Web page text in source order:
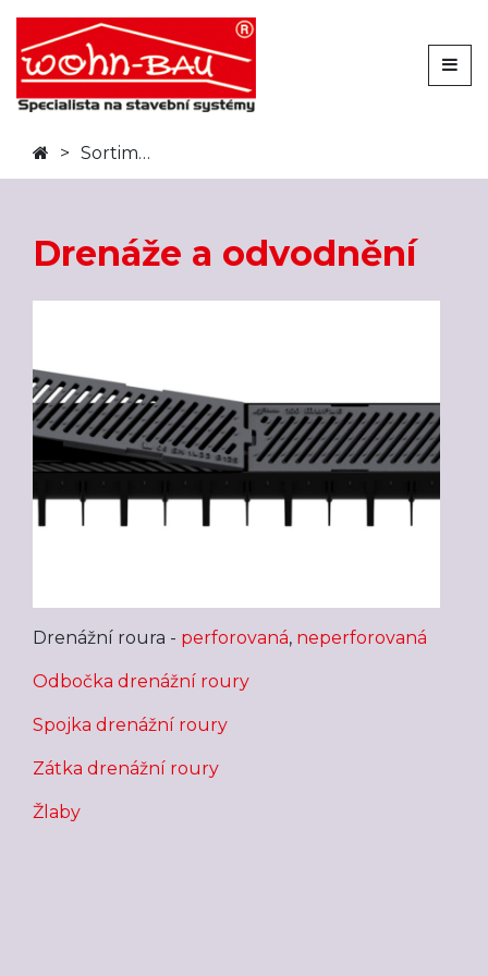
Sortiment
Drenáže a odvodnění
Drenážní roura - perforovaná, neperforovaná
Odbočka drenážní roury
Spojka drenážní roury
Zátka drenážní roury
Žlaby